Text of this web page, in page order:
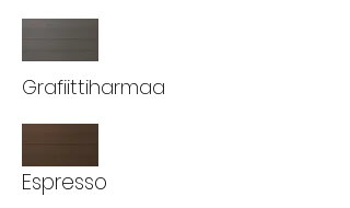
Grafiittiharmaa
Espresso